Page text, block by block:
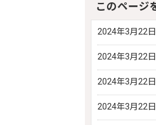
このページ
2024年3月22
2024年3月22
2024年3月22
2024年3月22